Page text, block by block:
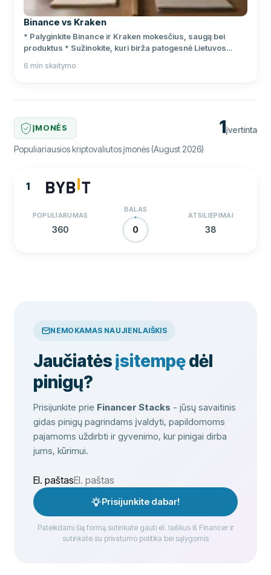
Binance vs Kraken
* Palyginkite Binance ir Kraken mokesčius, saugą bei
produktus * Sužinokite, kuri birža patogesnė Lietuvos
niuansus
6 min skaitymo
ĮMONĖS 1įvertinta
Populiariausios kriptovaliutos įmonės (August 2026)
1
BALAS
0
ATSILIEPIMAI
38
POPULIARUMAS
360
NEMOKAMAS NAUJIENLAIŠKIS
Jaučiatėsįsitempędėl
pinigų?
Prisijunkite prie Financer Stacks - jūsų savaitinis
gidas pinigų pagrindams įvaldyti, papildomoms
pajamoms uždirbti ir gyvenimo, kur pinigai dirba
jums, kūrimui.
El. paštas
Prisijunkite dabar!
Pateikdami šią formą sutinkate gauti el. laiškus iš Financer ir
sutinkate su privatumo politika bei sąlygomis